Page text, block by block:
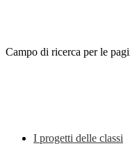
Campo di ricerca per le
I progetti delle classi